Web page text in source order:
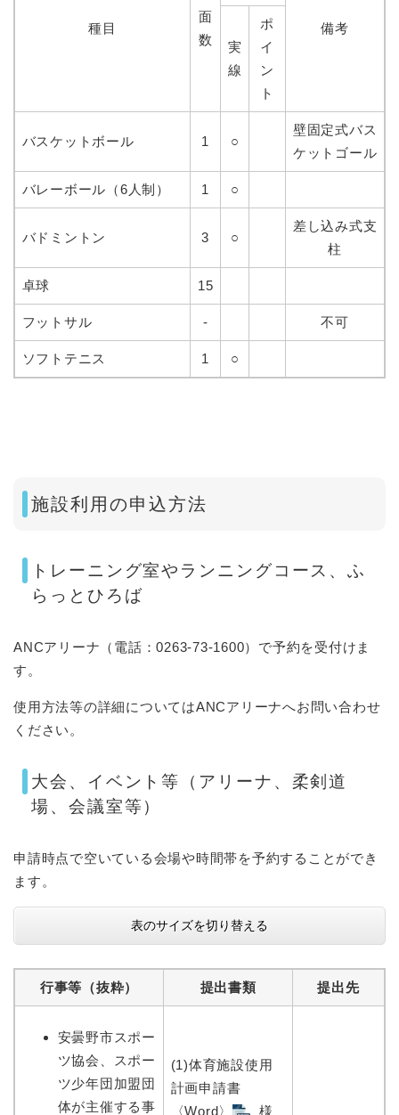
種目
面
数
備考
実
線
ポ
イ
ン
ト
バスケットボール 1 ○
壁固定式バス
ケットゴール
バレーボール（6人制） 1 ○
バドミントン 3 ○
差し込み式支
柱
卓球 15
フットサル - 不可
ソフトテニス 1 ○
施設利用の申込方法
トレーニング室やランニングコース、ふ
らっとひろば
ANCアリーナ（電話：0263-73-1600）で予約を受付けま
す。
​使用方法等の詳細についてはANCアリーナへお問い合わせ
ください。
大会、イベント等（アリーナ、柔剣道
場、会議室等）
申請時点で空いている会場や時間帯を予約することができ
ます。
表のサイズを切り替える
行事等（抜粋） 提出書類 提出先
安曇野市スポー
ツ協会、スポー
ツ少年団加盟団
体が主催する事
(1)体育施設使用
計画申請書
〈Word〉
様